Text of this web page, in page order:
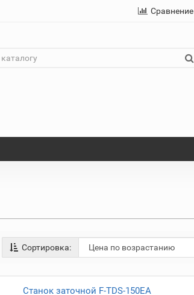
Сравнение
Сортировка:
Станок заточной F-TDS-150EA